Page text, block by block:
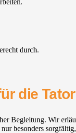
durch.
die
Begleitung. Wir
besonders